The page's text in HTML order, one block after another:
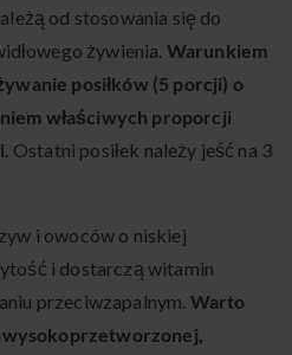
od stosowania się do
żywienia. Warunkiem
posiłków (5 porcji) o
właściwych proporcji
Ostatni posiłek należy jeść na 3
i owoców o niskiej
i dostarczą witamin
przeciwzapalnym. Warto